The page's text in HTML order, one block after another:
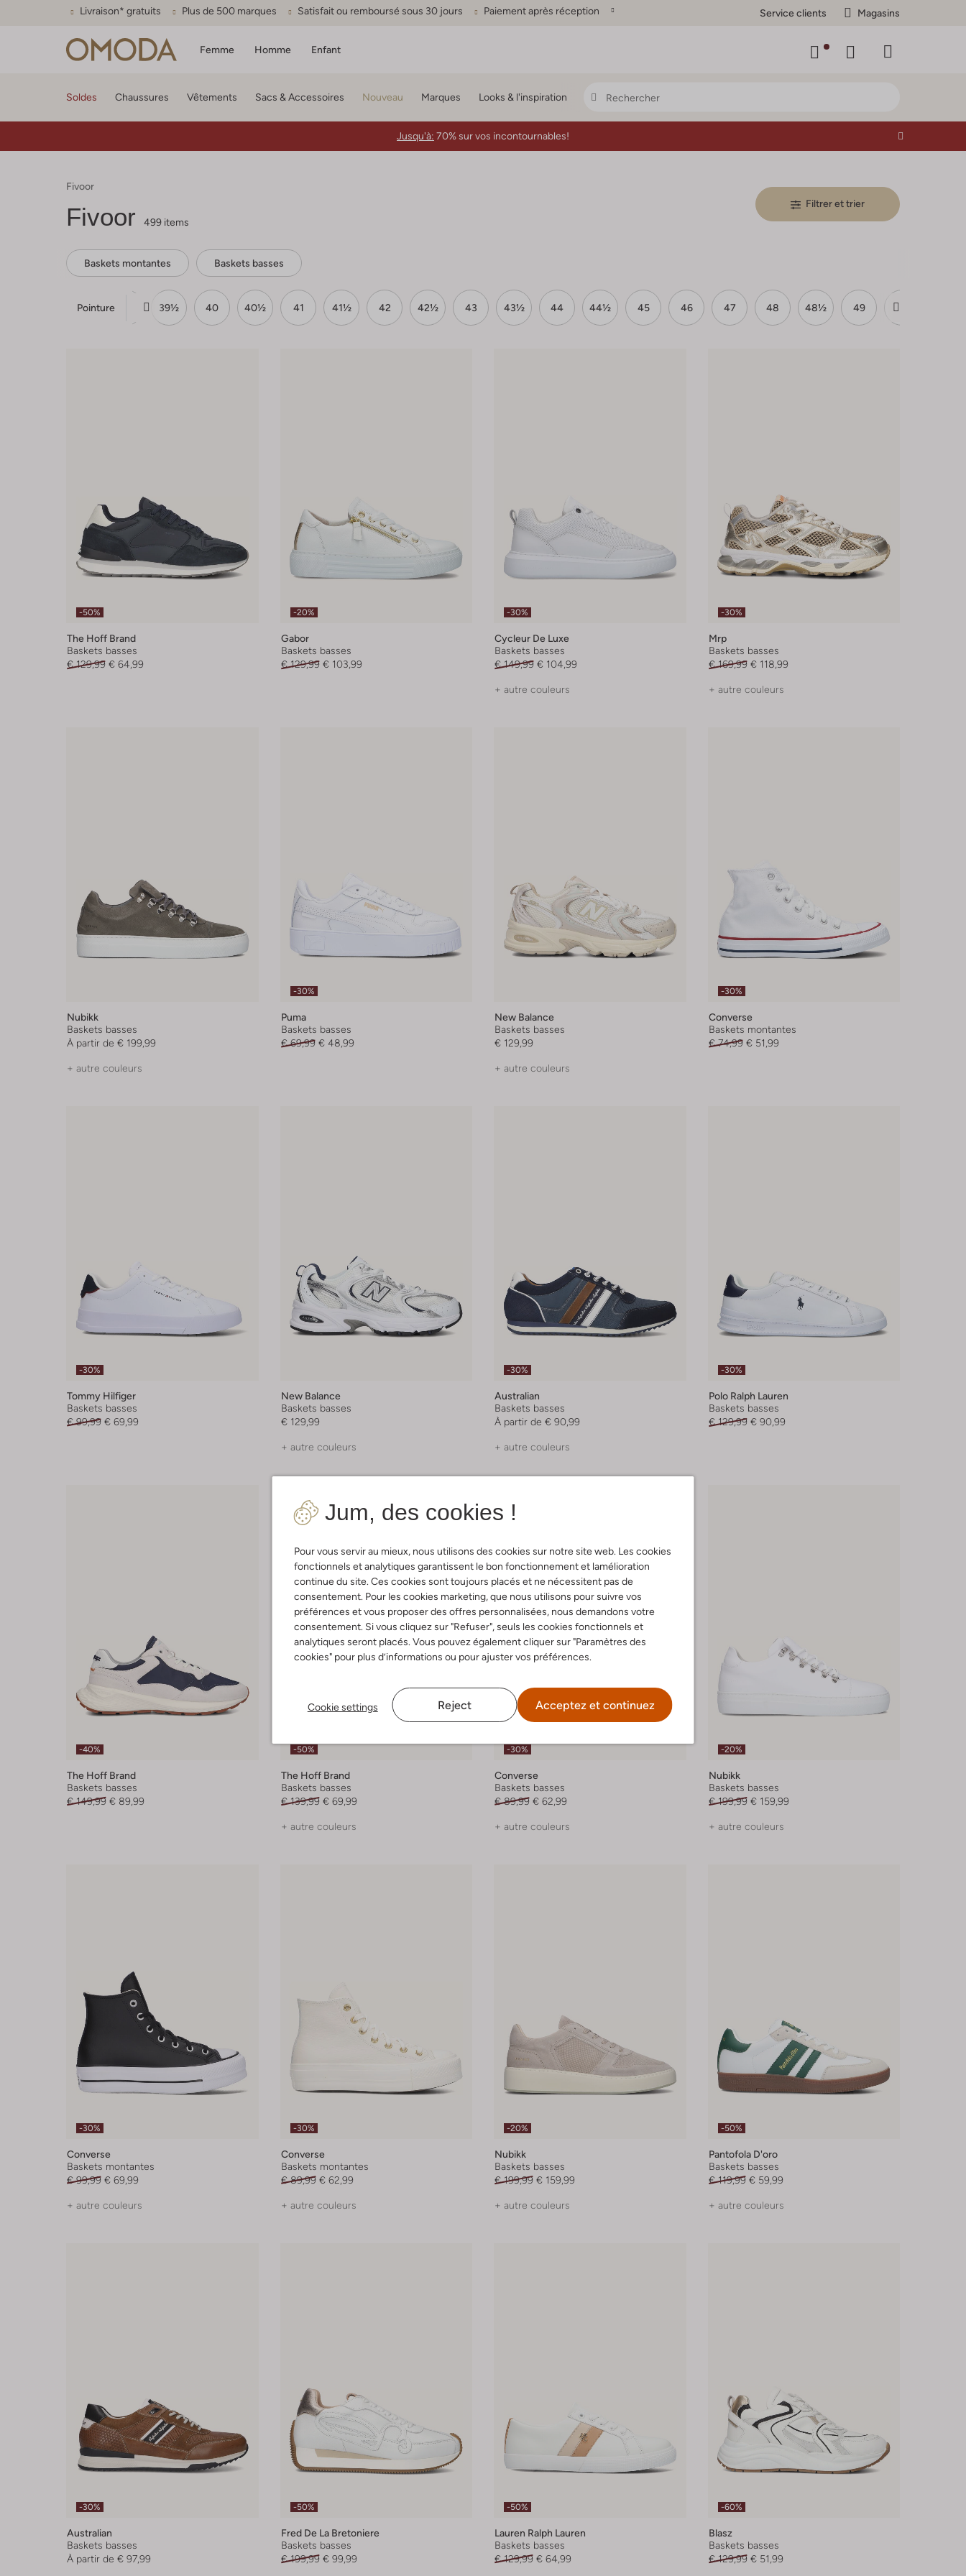
Livraison* gratuits Plus de 500 marques Satisfait ou remboursé sous 30 jours Paiement après réception Service clients Magasins
Femme Homme Enfant
Jum, des cookies !
Pour vous servir au mieux, nous utilisons des cookies sur notre site web. Les cookies
fonctionnels et analytiques garantissent le bon fonctionnement et lamélioration
continue du site. Ces cookies sont toujours placés et ne nécessitent pas de
consentement. Pour les cookies marketing, que nous utilisons pour suivre vos
préférences et vous proposer des offres personnalisées, nous demandons votre
consentement. Si vous cliquez sur "Refuser", seuls les cookies fonctionnels et
analytiques seront placés. Vous pouvez également cliquer sur "Paramètres des
cookies" pour plus d’informations ou pour ajuster vos préférences.
Cookie settings Reject Acceptez et continuez
Soldes Chaussures Vêtements Sacs & Accessoires Nouveau Marques Looks & l'inspiration
Jusqu'à: 70% sur vos incontournables!
Fivoor
Fivoor 499 items
Filtrer et trier
Baskets montantes Baskets basses
Pointure
38½ 39½ 40 40½ 41 41½ 42 42½ 43 43½ 44 44½ 45 46 47 48 48½ 49
-50%
The Hoff Brand
Baskets basses
€ 129,99 € 64,99
-20%
Gabor
Baskets basses
€ 129,99 € 103,99
-30%
Cycleur De Luxe
Baskets basses
€ 149,99 € 104,99
+ autre couleurs
-30%
Mrp
Baskets basses
€ 169,99 € 118,99
+ autre couleurs
Nubikk
Baskets basses
À partir de € 199,99
+ autre couleurs
-30%
Puma
Baskets basses
€ 69,99 € 48,99
New Balance
Baskets basses
€ 129,99
+ autre couleurs
-30%
Converse
Baskets montantes
€ 74,99 € 51,99
-30%
Tommy Hilfiger
Baskets basses
€ 99,99 € 69,99
New Balance
Baskets basses
€ 129,99
+ autre couleurs
-30%
Australian
Baskets basses
À partir de € 90,99
+ autre couleurs
-30%
Polo Ralph Lauren
Baskets basses
€ 129,99 € 90,99
-40%
The Hoff Brand
Baskets basses
€ 149,99 € 89,99
-50%
The Hoff Brand
Baskets basses
€ 139,99 € 69,99
+ autre couleurs
-30%
Converse
Baskets basses
€ 89,99 € 62,99
+ autre couleurs
-20%
Nubikk
Baskets basses
€ 199,99 € 159,99
+ autre couleurs
-30%
Converse
Baskets montantes
€ 99,99 € 69,99
+ autre couleurs
-30%
Converse
Baskets montantes
€ 89,99 € 62,99
+ autre couleurs
-20%
Nubikk
Baskets basses
€ 199,99 € 159,99
+ autre couleurs
-50%
Pantofola D'oro
Baskets basses
€ 119,99 € 59,99
+ autre couleurs
-30%
Australian
Baskets basses
À partir de € 97,99
-50%
Fred De La Bretoniere
Baskets basses
€ 199,99 € 99,99
-50%
Lauren Ralph Lauren
Baskets basses
€ 129,99 € 64,99
-60%
Blasz
Baskets basses
€ 129,99 € 51,99